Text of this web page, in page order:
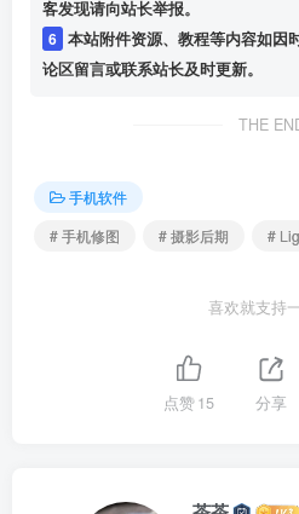
客发现请向站长举报。
6 本站附件资源、教程等内容如因
论区留言或联系站长及时更新。
THE
手机软件
# 手机修图
# 摄影后期 #
喜欢就支持
点赞15 分享